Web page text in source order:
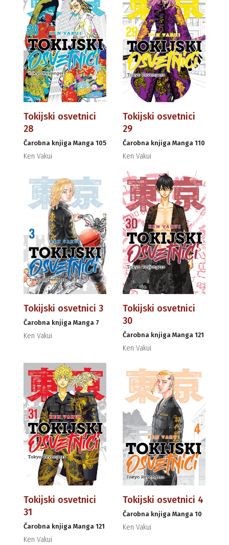
Tokijski osvetnici
28
Čarobna knjiga Manga 105
Ken Vakui
Tokijski osvetnici
29
Čarobna knjiga Manga 110
Ken Vakui
Tokijski osvetnici 3
Čarobna knjiga Manga 7
Ken Vakui
Tokijski osvetnici
30
Čarobna knjiga Manga 121
Ken Vakui
Tokijski osvetnici
31
Čarobna knjiga Manga 121
Ken Vakui
Tokijski osvetnici 4
Čarobna knjiga Manga 10
Ken Vakui